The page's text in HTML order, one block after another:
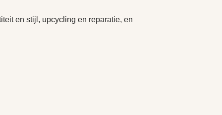
en stijl, upcycling en reparatie, en